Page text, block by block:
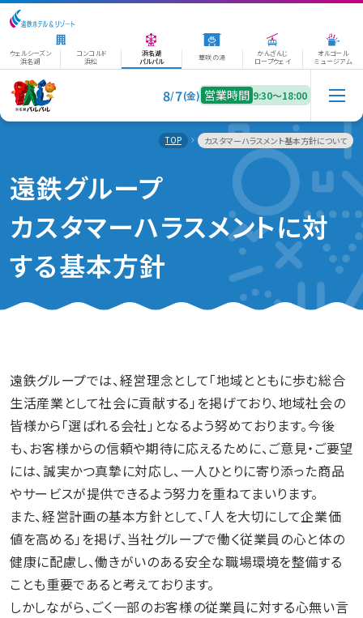
ウェルシーズン
浜名湖
コンコルド
浜松
浜名湖
パルパル
華咲の湯
かんざんじ
ロープウェイ
オルゴール
ミュージアム
8/7(金) 営業時間 9:30〜18:00
TOP カスタマーハラスメント基本方針について
遠鉄グループ
カスタマーハラスメントに対
する基本方針
遠鉄グループでは、経営理念として「地域とともに歩む総合
生活産業として社会に貢献する」を掲げており、地域社会の
皆様から「選ばれる会社」となるよう努めております。今後
も、お客様からの信頼や期待に応えるために、ご意見・ご要望
には、誠実かつ真摯に対応し、一人ひとりに寄り添った商品
やサービスが提供できるよう努力を重ねてまいります。
また、経営計画の基本方針として、「人を大切にして企業価
値を高める」を掲げ、当社グループで働く従業員の心と体の
健康に配慮し、働きがいのある安全な職場環境を整備する
ことも重要であると考えております。
しかしながら、ごく一部のお客様の従業員に対する心無い言